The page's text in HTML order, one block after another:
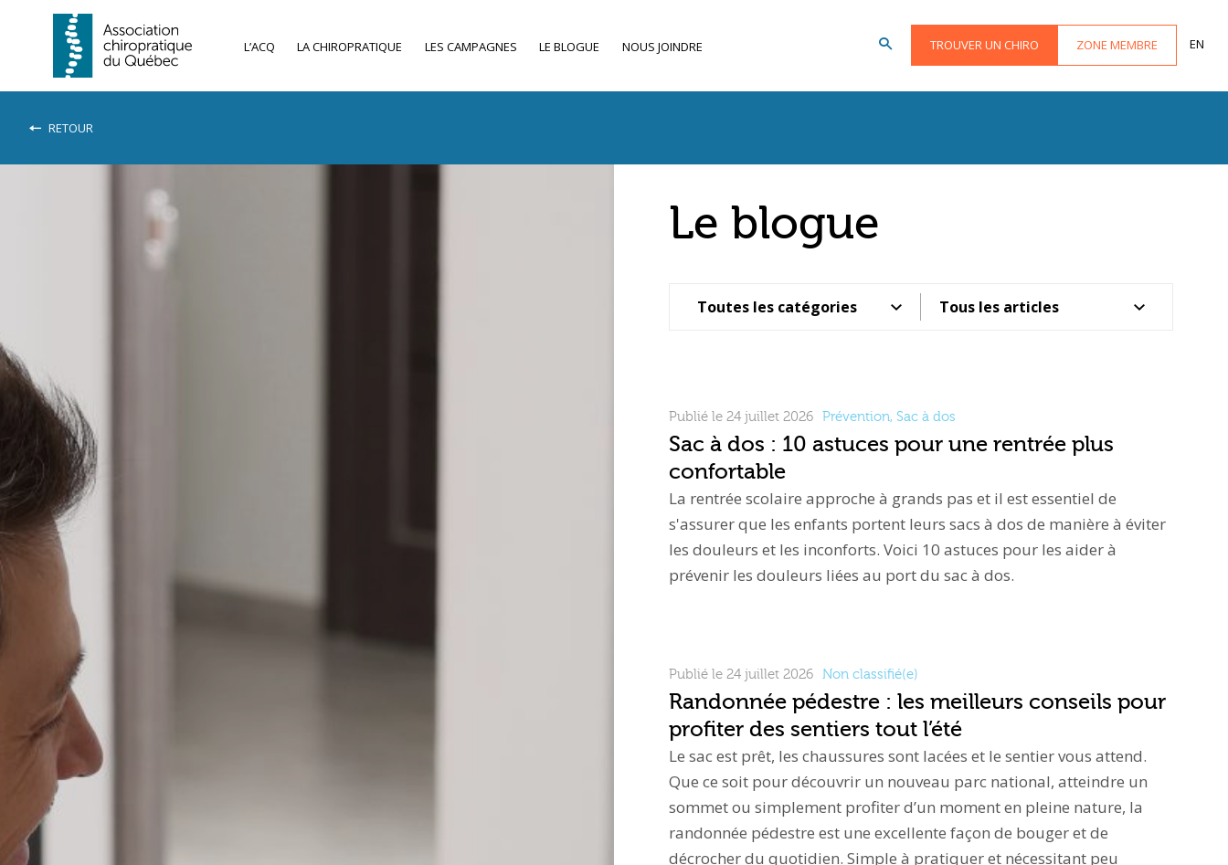
L’ACQ LA CHIROPRATIQUE LES CAMPAGNES LE BLOGUE NOUS JOINDRE TROUVER UN CHIRO ZONE MEMBRE EN
RETOUR
Le blogue
Publié le 24 juillet 2026 Prévention, Sac à dos
Sac à dos : 10 astuces pour une rentrée plus
confortable
La rentrée scolaire approche à grands pas et il est essentiel de
s'assurer que les enfants portent leurs sacs à dos de manière à éviter
les douleurs et les inconforts. Voici 10 astuces pour les aider à
prévenir les douleurs liées au port du sac à dos.
Publié le 24 juillet 2026 Non classifié(e)
Randonnée pédestre : les meilleurs conseils pour
profiter des sentiers tout l’été
Le sac est prêt, les chaussures sont lacées et le sentier vous attend.
Que ce soit pour découvrir un nouveau parc national, atteindre un
sommet ou simplement profiter d’un moment en pleine nature, la
randonnée pédestre est une excellente façon de bouger et de
décrocher du quotidien. Simple à pratiquer et nécessitant peu